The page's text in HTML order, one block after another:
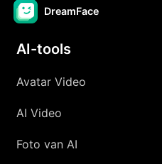
DreamFace
AI-tools
Avatar Video
AI Video
Foto van AI